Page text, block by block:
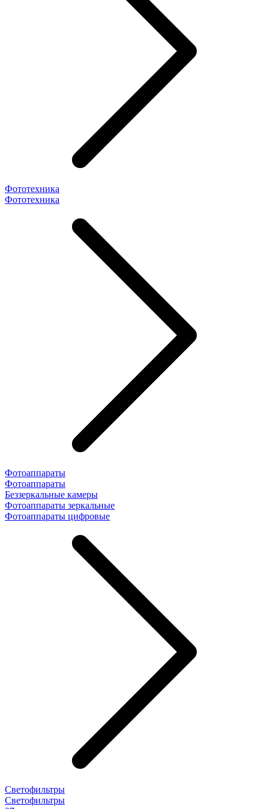
Фототехника
Фототехника
Фотоаппараты
Фотоаппараты
Беззеркальные камеры
Фотоаппараты зеркальные
Фотоаппараты цифровые
Светофильтры
Светофильтры